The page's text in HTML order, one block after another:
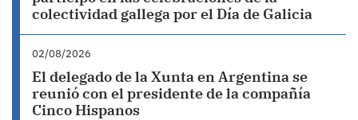
colectividad gallega por el Día de Galicia
02/08/2026
El delegado de la Xunta en Argentina se
reunió con el presidente de la compañía
Cinco Hispanos